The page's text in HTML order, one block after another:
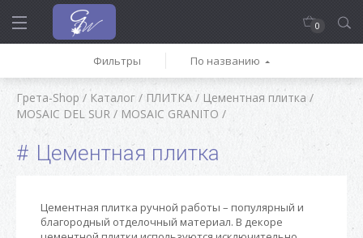
0
Грета-Shop / Каталог / ПЛИТКА / Цементная плитка /
MOSAIC DEL SUR / MOSAIC GRANITO /
Цементная плитка
Цементная плитка ручной работы – популярный и
благородный отделочный материал. В декоре
Фильтры По названию